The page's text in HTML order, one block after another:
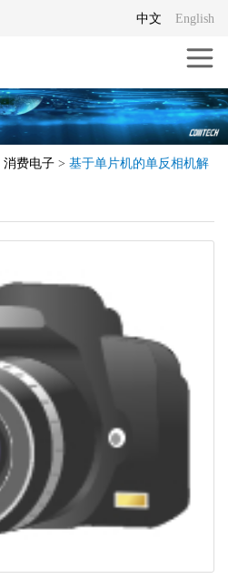
English
中文
消费电子 > 基于单片机的单反相机解